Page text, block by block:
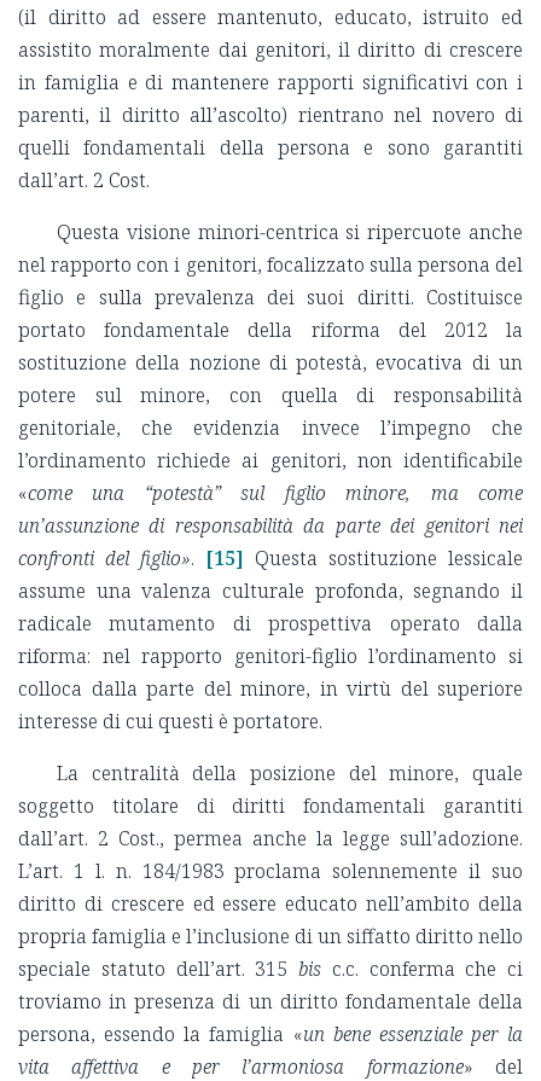
(il diritto ad essere mantenuto, educato, istruito ed
assistito moralmente dai genitori, il diritto di crescere
in famiglia e di mantenere rapporti significativi con i
parenti, il diritto all’ascolto) rientrano nel novero di
quelli fondamentali della persona e sono garantiti
dall’art. 2 Cost.
Questa visione minori-centrica si ripercuote anche
nel rapporto con i genitori, focalizzato sulla persona del
figlio e sulla prevalenza dei suoi diritti. Costituisce
portato fondamentale della riforma del 2012 la
sostituzione della nozione di potestà, evocativa di un
potere sul minore, con quella di responsabilità
genitoriale, che evidenzia invece l’impegno che
l’ordinamento richiede ai genitori, non identificabile
«come una “potestà” sul figlio minore, ma come
un’assunzione di responsabilità da parte dei genitori nei
confronti del figlio». [15] Questa sostituzione lessicale
assume una valenza culturale profonda, segnando il
radicale mutamento di prospettiva operato dalla
riforma: nel rapporto genitori-figlio l’ordinamento si
colloca dalla parte del minore, in virtù del superiore
interesse di cui questi è portatore.
La centralità della posizione del minore, quale
soggetto titolare di diritti fondamentali garantiti
dall’art. 2 Cost., permea anche la legge sull’adozione.
L’art. 1 l. n. 184/1983 proclama solennemente il suo
diritto di crescere ed essere educato nell’ambito della
propria famiglia e l’inclusione di un siffatto diritto nello
speciale statuto dell’art. 315 bis c.c. conferma che ci
troviamo in presenza di un diritto fondamentale della
persona, essendo la famiglia «un bene essenziale per la
vita affettiva e per l’armoniosa formazione» del